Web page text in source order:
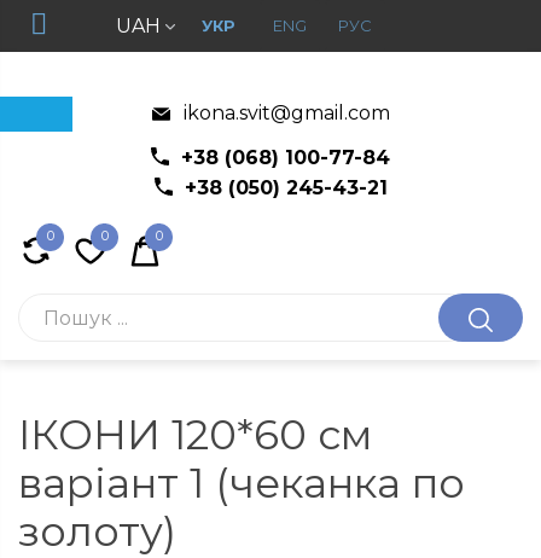
UAH УКР ENG РУС
ikona.svit@gmail.com
+38 (068) 100-77-84
+38 (050) 245-43-21
0 0 0
ІКОНИ 120*60 см
варіант 1 (чеканка по
золоту)